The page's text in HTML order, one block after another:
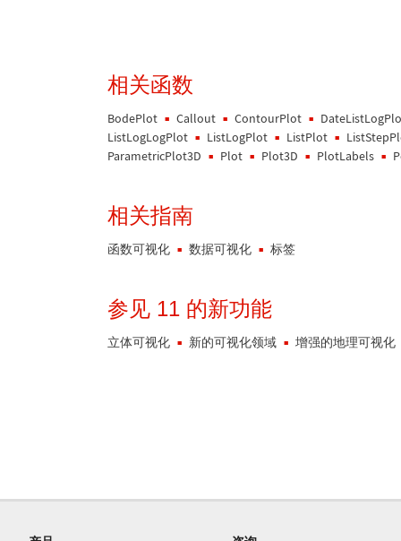
相关函数
BodePlot Callout ContourPlot
ListLogLogPlot
ListLogPlot ListPlot
ParametricPlot3D
Plot Plot3D PlotLabels
相关指南
函数可视化 数据可视化 标签
参见 11 的新功能
立体可视化 新的可视化领域 增强的地理可视化